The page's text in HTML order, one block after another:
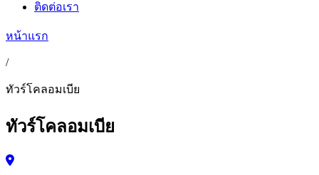
ติดต่อเรา
หน้าแรก
/
ทัวร์โคลอมเบีย
ทัวร์โคลอมเบีย